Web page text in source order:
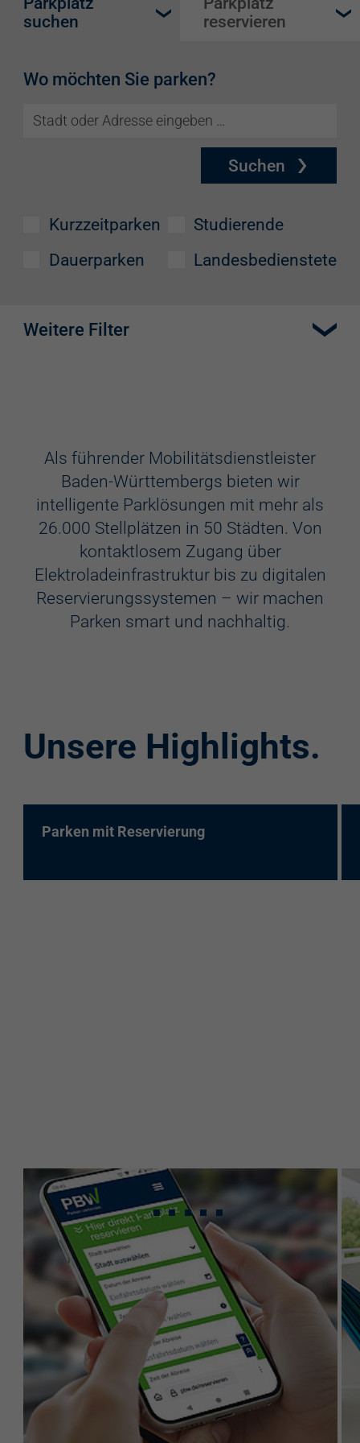
suchen
reservieren
Wo möchten Sie parken?
Suchen
Kurzzeitparken
Dauerparken
Studierende
Landesbedienstete
Weitere Filter
Aufzug
Videokameras
Schülerkunst
Behindertenstellplätze
Familienstellplätze
re:charge-Karte
Als führender Mobilitätsdienstleister
Baden-Württembergs bieten wir
intelligente Parklösungen mit mehr als
26.000 Stellplätzen in 50 Städten. Von
kontaktlosem Zugang über
Elektroladeinfrastruktur bis zu digitalen
Reservierungssystemen – wir machen
Parken smart und nachhaltig.
Unsere Highlights.
Parken mit Reservierung
Gebündeltes Know-
how für maximale
Leistung.